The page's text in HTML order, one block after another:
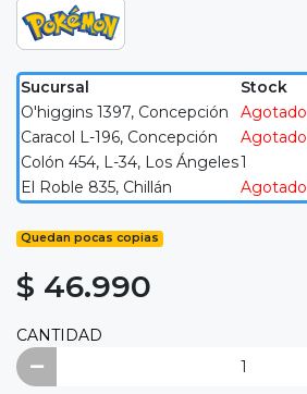
Sucursal
Stock
O'higgins 1397, Concepción
Agotado
Caracol L-196, Concepción
Agotado
Colón 454, L-34, Los Ángeles1
El Roble 835, Chillán
Agotado
Quedan pocas copias
$ 46.990
CANTIDAD